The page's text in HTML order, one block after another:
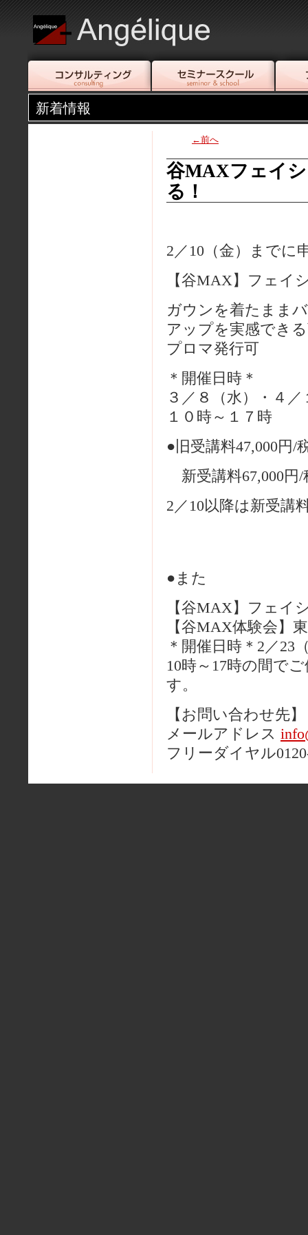
新着情報
←前へ
谷MAXフェイ
る！
2／10（金）までに
【谷MAX】フェイ
ガウンを着たまま
アップを実感でき
プロマ発行可
＊開催日時＊
３／８（水）・４
１０時～１７時
●旧受講料47,000円/
新受講料67,000円/
2／10以降は新受講
●また
【谷MAX】フェイ
【谷MAX体験会】
＊開催日時＊2／23
10時～17時の間で
す。
【お問い合わせ先】
メールアドレス
フリーダイヤル